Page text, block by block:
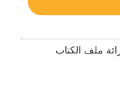
ملف الكتاب